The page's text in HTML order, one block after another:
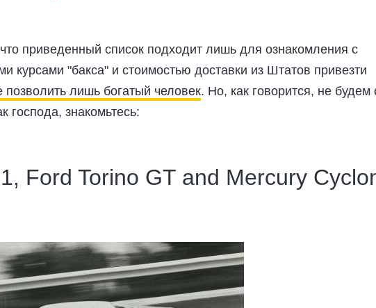
приведенный список подходит лишь для ознакомления с
курсами "бакса" и стоимостью доставки из Штатов привезти
позволить лишь богатый человек. Но, как говорится, не будем
господа, знакомьтесь:
Ford Torino GT and Mercury